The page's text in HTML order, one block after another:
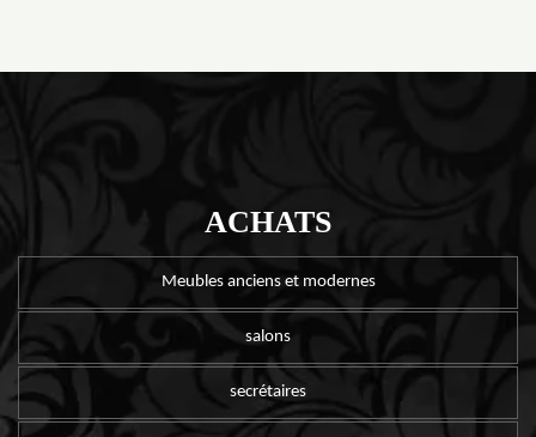
ACHATS
Meubles anciens et modernes
salons
secrétaires